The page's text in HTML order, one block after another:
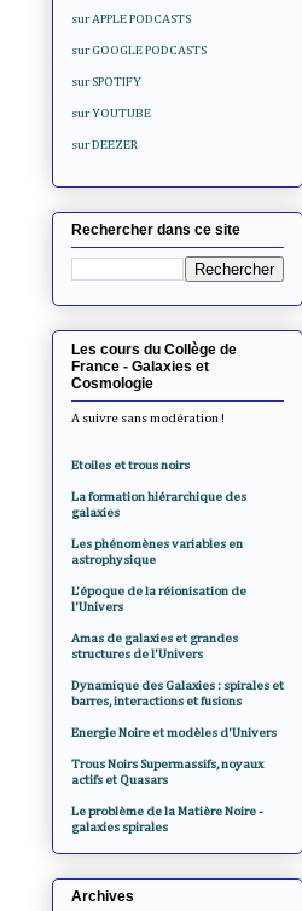
sur APPLE PODCASTS
sur GOOGLE PODCASTS
sur SPOTIFY
sur YOUTUBE
sur DEEZER
Rechercher dans ce site
Les cours du Collège de
France - Galaxies et
Cosmologie
A suivre sans modération !
Etoiles et trous noirs
La formation hiérarchique des
galaxies
Les phénomènes variables en
astrophysique
L'époque de la réionisation de
l'Univers
Amas de galaxies et grandes
structures de l'Univers
Dynamique des Galaxies : spirales et
barres, interactions et fusions
Energie Noire et modèles d'Univers
Trous Noirs Supermassifs, noyaux
actifs et Quasars
Le problème de la Matière Noire -
galaxies spirales
Archives